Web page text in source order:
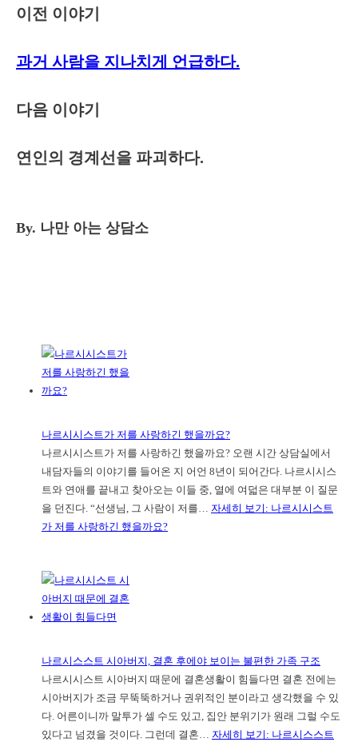
이전 이야기
과거 사람을 지나치게 언급하다.
다음 이야기
연인의 경계선을 파괴하다.
By. 나만 아는 상담소
나르시시스트가 저를 사랑하긴 했을까요?
나르시시스트가 저를 사랑하긴 했을까요? 오랜 시간 상담실에서
내담자들의 이야기를 들어온 지 어언 8년이 되어간다. 나르시시스
트와 연애를 끝내고 찾아오는 이들 중, 열에 여덟은 대부분 이 질문
을 던진다. “선생님, 그 사람이 저를… 자세히 보기 : 나르시시스트
가 저를 사랑하긴 했을까요?
나르시스스트 시아버지, 결혼 후에야 보이는 불편한 가족 구조
나르시시스트 시아버지 때문에 결혼생활이 힘들다면 결혼 전에는
시아버지가 조금 무뚝뚝하거나 권위적인 분이라고 생각했을 수 있
다. 어른이니까 말투가 셀 수도 있고, 집안 분위기가 원래 그럴 수도
있다고 넘겼을 것이다. 그런데 결혼… 자세히 보기 : 나르시스스트